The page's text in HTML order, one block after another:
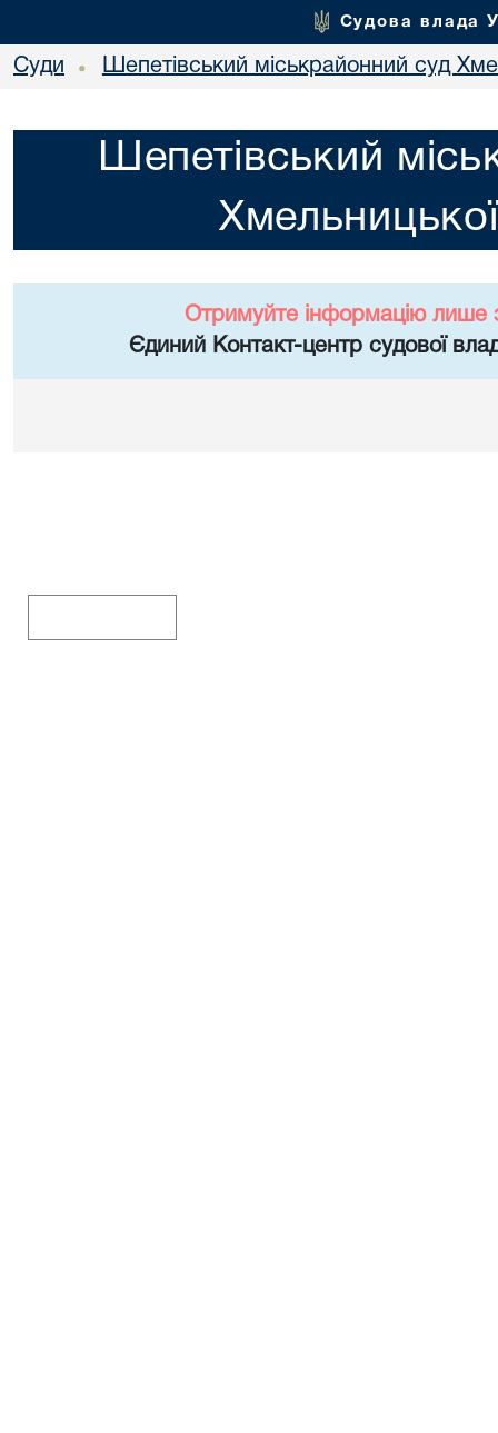
Судова влада
Суди • Шепетівський міськрайонний суд
Шепетівський
Отримуйте інформацію лише
Єдиний Контакт-центр судової